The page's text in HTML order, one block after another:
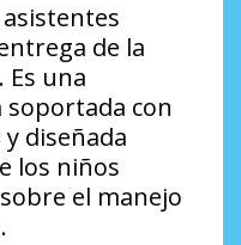
de la
Es una
con
diseñada
los niños
el manejo